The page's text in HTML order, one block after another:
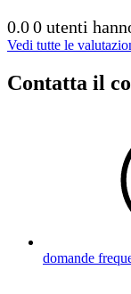
0.00 utenti
Vedi tutte le
Contatta il
domande